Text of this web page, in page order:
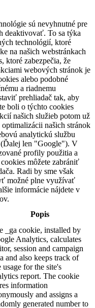
sú nevyhnutné pre
deaktivovať. To sa týka
technológií, ktoré
na našich webstránkach
ktoré zabezpečia, že
webových stránok je
alebo podobné
a riadnemu
prehliadač tak, aby
boli o týchto cookies
našich služieb potom už
našich stránok
analytickú službu
len "Google"). V
profily použitia a
môžete zabrániť
Radi by sme však
možné plne využívať
informácie nájdete v
Popis
_ga cookie, installed by
Analytics, calculates
session and campaign
and also keeps track of
usage for the site's
report. The cookie
information
and assigns a
generated number to